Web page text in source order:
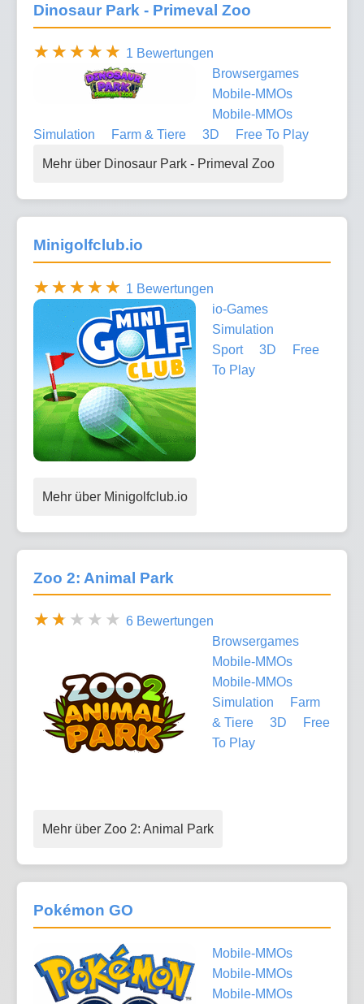
Dinosaur Park - Primeval Zoo
1 Bewertungen
Browsergames
Mobile-MMOs
Mobile-MMOs
Simulation
Farm & Tiere 3D Free To Play
Mehr über Dinosaur Park - Primeval Zoo
Minigolfclub.io
1 Bewertungen
io-Games
Simulation
Sport
3D
Free
To Play
Mehr über Minigolfclub.io
Zoo 2: Animal Park
6 Bewertungen
Browsergames
Mobile-MMOs
Mobile-MMOs
Simulation
Farm
& Tiere
3D
Free
To Play
Mehr über Zoo 2: Animal Park
Pokémon GO
Mobile-MMOs
Mobile-MMOs
Mobile-MMOs